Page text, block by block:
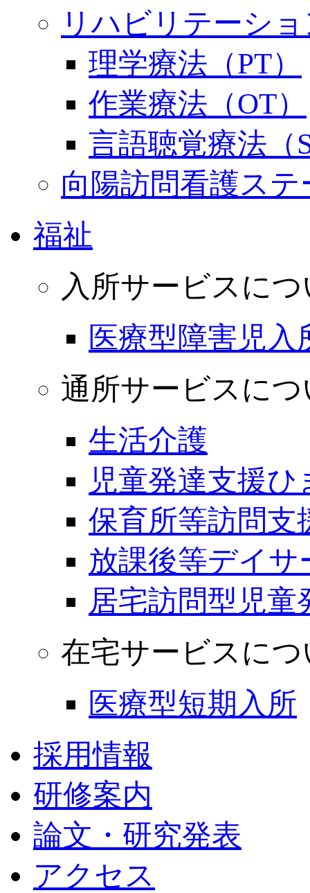
リハビリテーシ
理学療法（PT）
作業療法（OT）
言語聴覚療法（
向陽訪問看護ス
福祉
入所サービスに
医療型障害児入
通所サービスに
生活介護
児童発達支援ひ
保育所等訪問支
放課後等デイサ
居宅訪問型児童
在宅サービスに
医療型短期入所
採用情報
研修案内
論文・研究発表
アクセス